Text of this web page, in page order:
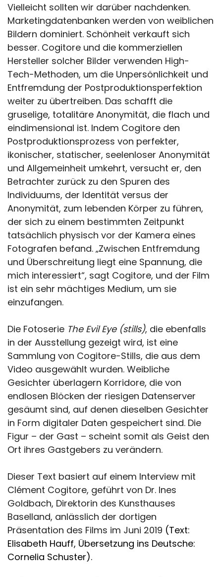
Vielleicht sollten wir darüber nachdenken.
Marketingdatenbanken werden von weiblichen
Bildern dominiert. Schönheit verkauft sich
besser. Cogitore und die kommerziellen
Hersteller solcher Bilder verwenden High-
Tech-Methoden, um die Unpersönlichkeit und
Entfremdung der Postproduktionsperfektion
weiter zu übertreiben. Das schafft die
gruselige, totalitäre Anonymität, die flach und
eindimensional ist. Indem Cogitore den
Postproduktionsprozess von perfekter,
ikonischer, statischer, seelenloser Anonymität
und Allgemeinheit umkehrt, versucht er, den
Betrachter zurück zu den Spuren des
Individuums, der Identität versus der
Anonymität, zum lebenden Körper zu führen,
der sich zu einem bestimmten Zeitpunkt
tatsächlich physisch vor der Kamera eines
Fotografen befand. „Zwischen Entfremdung
und Überschreitung liegt eine Spannung, die
mich interessiert“, sagt Cogitore, und der Film
ist ein sehr mächtiges Medium, um sie
einzufangen.
Die Fotoserie The Evil Eye (stills), die ebenfalls
in der Ausstellung gezeigt wird, ist eine
Sammlung von Cogitore-Stills, die aus dem
Video ausgewählt wurden. Weibliche
Gesichter überlagern Korridore, die von
endlosen Blöcken der riesigen Datenserver
gesäumt sind, auf denen dieselben Gesichter
in Form digitaler Daten gespeichert sind. Die
Figur – der Gast – scheint somit als Geist den
Ort ihres Gastgebers zu verändern.
Dieser Text basiert auf einem Interview mit
Clément Cogitore, geführt von Dr. Ines
Goldbach, Direktorin des Kunsthauses
Baselland, anlässlich der dortigen
Präsentation des Films im Juni 2019 (Text:
Elisabeth Hauff, Übersetzung ins Deutsche:
Cornelia Schuster).